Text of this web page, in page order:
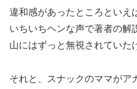
違和感があったところといえ
いちいちヘンな声で著者の解
山にはずっと無視されていた
それと、スナックのママが